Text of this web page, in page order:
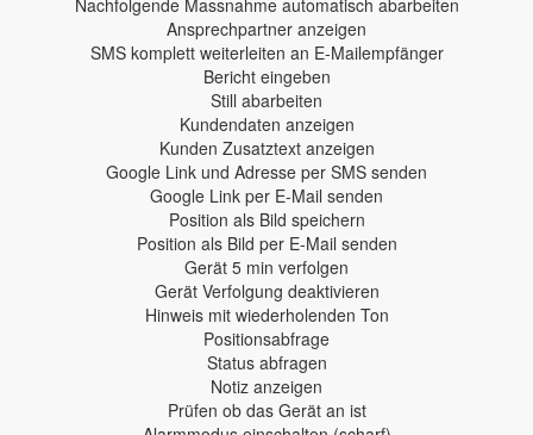
Nachfolgende Massnahme automatisch abarbeiten
Ansprechpartner anzeigen
SMS komplett weiterleiten an E-Mailempfänger
Bericht eingeben
Still abarbeiten
Kundendaten anzeigen
Kunden Zusatztext anzeigen
Google Link und Adresse per SMS senden
Google Link per E-Mail senden
Position als Bild speichern
Position als Bild per E-Mail senden
Gerät 5 min verfolgen
Gerät Verfolgung deaktivieren
Hinweis mit wiederholenden Ton
Positionsabfrage
Status abfragen
Notiz anzeigen
Prüfen ob das Gerät an ist